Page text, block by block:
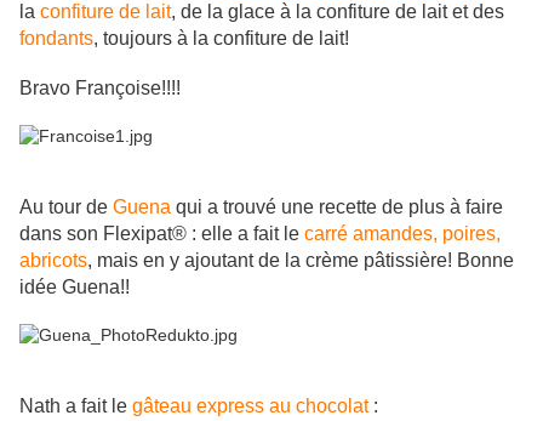
la confiture de lait, de la glace à la confiture de lait et des
fondants, toujours à la confiture de lait!
Bravo Françoise!!!!
Au tour de Guena qui a trouvé une recette de plus à faire
dans son Flexipat® : elle a fait le carré amandes, poires,
abricots, mais en y ajoutant de la crème pâtissière! Bonne
idée Guena!!
Nath a fait le gâteau express au chocolat: